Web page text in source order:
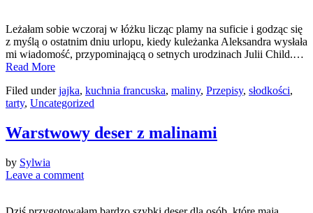
Leżałam sobie wczoraj w łóżku licząc plamy na suficie i godząc się
z myślą o ostatnim dniu urlopu, kiedy kuleżanka Aleksandra wysłała
mi wiadomość, przypominającą o setnych urodzinach Julii Child.…
Read More
Filed underjajka, kuchnia francuska, maliny, Przepisy, słodkości,
tarty, Uncategorized
Warstwowy deser z malinami
by Sylwia
Leave a comment